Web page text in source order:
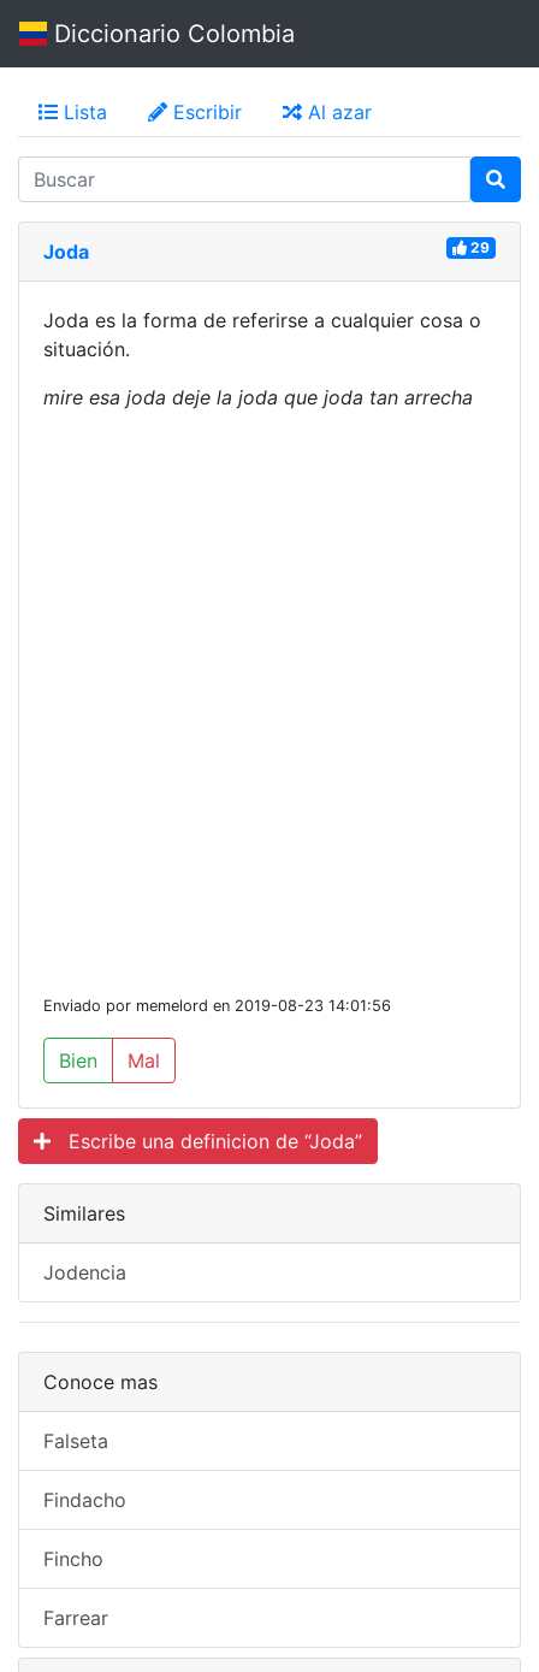
Diccionario Colombia
Lista Escribir Al azar
Joda 29
Joda es la forma de referirse a cualquier cosa o
situación.
mire esa joda deje la joda que joda tan arrecha
Enviado por memelord en 2019-08-23 14:01:56
Bien Mal
Escribe una definicion de “Joda”
Similares
Jodencia
Conoce mas
Falseta
Findacho
Fincho
Farrear